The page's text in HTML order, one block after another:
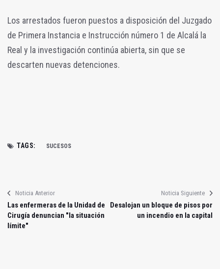
Los arrestados fueron puestos a disposición del Juzgado
de Primera Instancia e Instrucción número 1 de Alcalá la
Real y la investigación continúa abierta, sin que se
descarten nuevas detenciones.
TAGS: SUCESOS
Noticia Anterior
Las enfermeras de la Unidad de
Cirugía denuncian "la situación
límite"
Noticia Siguiente
Desalojan un bloque de pisos por
un incendio en la capital